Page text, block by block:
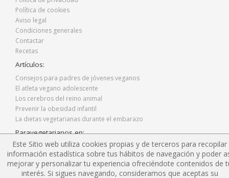
Política de cookies
Aviso legal
Condiciones generales
Contactar
Recetas
Artículos:
Consejos para padres de jóvenes veganos
El atleta vegano adolescente
Los cerebros del reino animal
Prevenir la obesidad infantil
La dietas vegetarianas durante el embarazo
Paravegetarianos en:
Facebook
Twitter
Instagram
Este Sitio web utiliza cookies propias y de terceros para recopilar
información estadística sobre tus hábitos de navegación y poder
mejorar y personalizar tu experiencia ofreciéndote contenidos de
interés. Si sigues navegando, consideramos que aceptas su